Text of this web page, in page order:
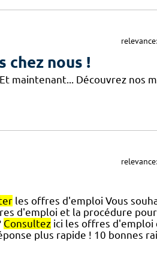
relevance:
chez nous !
maintenant... Découvrez nos
relevance:
les offres d'emploi Vous
d'emploi et la procédure
Consultezici les offres d'emploi
plus rapide ! 10 bonnes